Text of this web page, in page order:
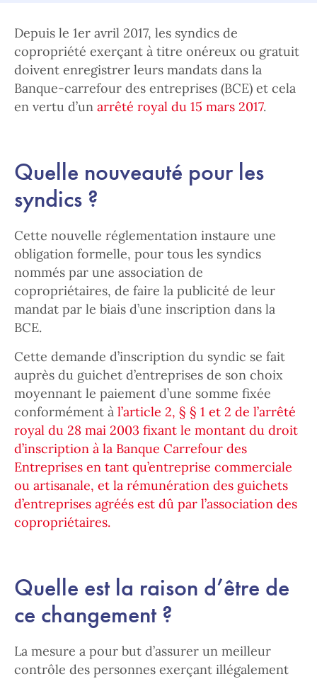
Depuis le 1er avril 2017, les syndics de
copropriété exerçant à titre onéreux ou gratuit
doivent enregistrer leurs mandats dans la
Banque-carrefour des entreprises (BCE) et cela
en vertu d’un arrêté royal du 15 mars 2017.
Quelle nouveauté pour les
syndics ?
Cette nouvelle réglementation instaure une
obligation formelle, pour tous les syndics
nommés par une association de
copropriétaires, de faire la publicité de leur
mandat par le biais d’une inscription dans la
BCE.
Cette demande d’inscription du syndic se fait
auprès du guichet d’entreprises de son choix
moyennant le paiement d’une somme fixée
conformément à l’article 2, § § 1 et 2 de l’arrêté
royal du 28 mai 2003 fixant le montant du droit
d’inscription à la Banque Carrefour des
Entreprises en tant qu’entreprise commerciale
ou artisanale, et la rémunération des guichets
d’entreprises agréés est dû par l’association des
copropriétaires.
Quelle est la raison d’être de
ce changement ?
La mesure a pour but d’assurer un meilleur
contrôle des personnes exerçant illégalement